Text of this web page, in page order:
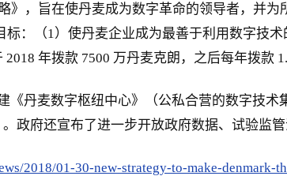
》，旨在使丹麦成为数字革命的领导者，并
：（1）使丹麦企业成为最善于利用数字技
年拨款 7500 万丹麦克朗，之后每年拨款
《丹麦数字枢纽中心》（公私合营的数字技
政府还宣布了进一步开放政府数据、试验监管
2018/01-30-new-strategy-to-make-denmark-